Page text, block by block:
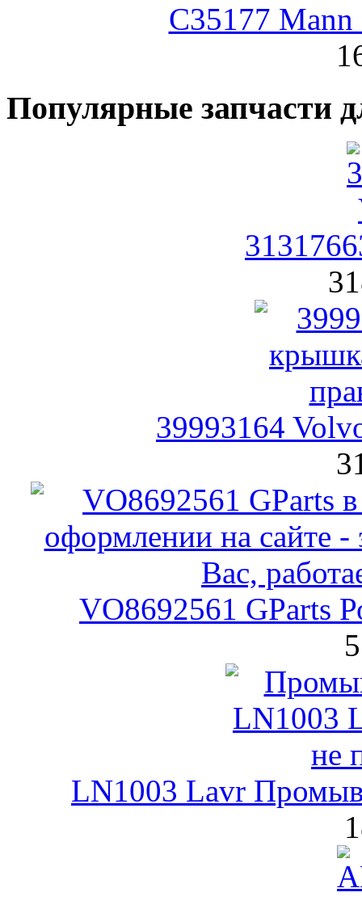
C35177
Популярные запчасти
39993164
VO8692561 GParts
LN1003 Lavr